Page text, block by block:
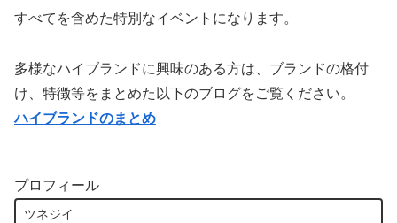
すべてを含めた特別なイベントになります。
多様なハイブランドに興味のある方は、ブランドの格付
け、特徴等をまとめた以下のブログをご覧ください。
ハイブランドのまとめ
プロフィール
ツネジイ